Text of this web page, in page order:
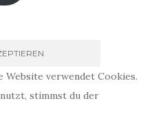
Website verwendet Cookies.
stimmst du der